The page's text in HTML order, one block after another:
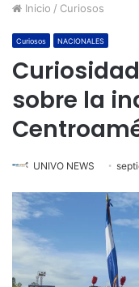
Inicio / Curiosos
Curiosos NACIONALES
sobre la
UNIVO NEWS